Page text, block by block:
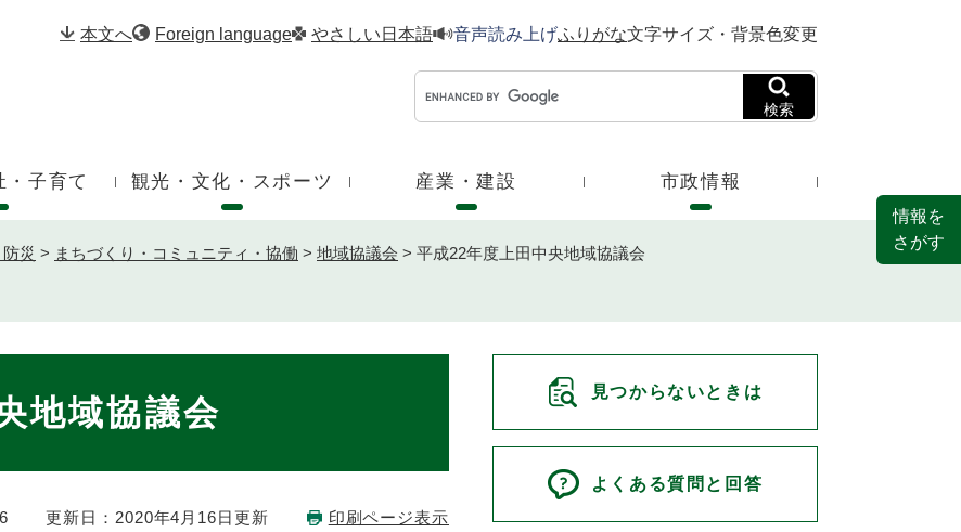
本文へ Foreign language やさしい日本語 音声読み上げふりがな文字サイズ・背景色変更
検索
・子育て 観光・文化・スポーツ 産業・建設 市政情報
災 > まちづくり・コミュニティ・協働 > 地域協議会 > 平成22年度上田中央地域協議会
地域協議会
更新日：2020年4月16日更新 印刷ページ表示
見つからないときは
よくある質問と回答
情報を
さがす